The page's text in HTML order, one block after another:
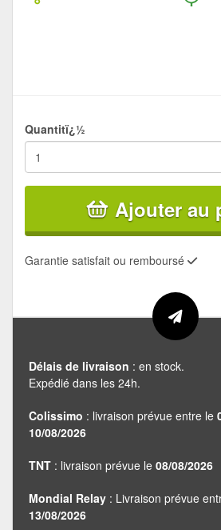
Quantitï¿½
Ajouter au
Garantie satisfait ou remboursé
Délais de livraison : en stock.
Expédié dans les 24h.
Colissimo : livraison prévue entre le
10/08/2026
TNT : livraison prévue le 08/08/2026
Mondial Relay : Livraison prévue
13/08/2026